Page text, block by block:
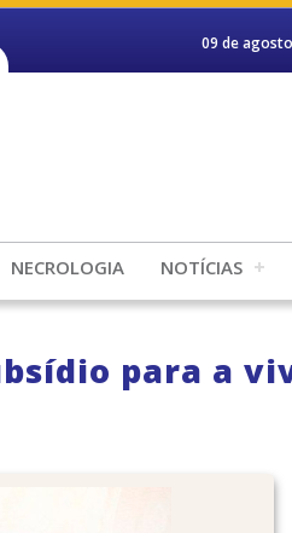
09 de
NECROLOGIA NOTÍCIAS
para a